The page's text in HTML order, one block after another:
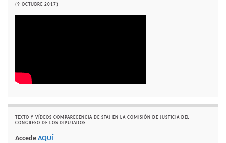
(9 OCTUBRE 2017)
TEXTO Y VÍDEOS COMPARECENCIA DE STAJ EN LA COMISIÓN DE JUSTICIA DEL
CONGRESO DE LOS DIPUTADOS
Accede AQUÍ